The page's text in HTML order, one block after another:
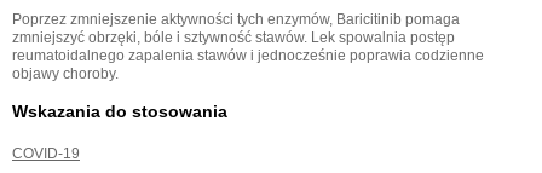
Poprzez zmniejszenie aktywności tych enzymów, Baricitinib pomaga
zmniejszyć obrzęki, bóle i sztywność stawów. Lek spowalnia postęp
reumatoidalnego zapalenia stawów i jednocześnie poprawia codzienne
objawy choroby.
Wskazania do stosowania
COVID-19